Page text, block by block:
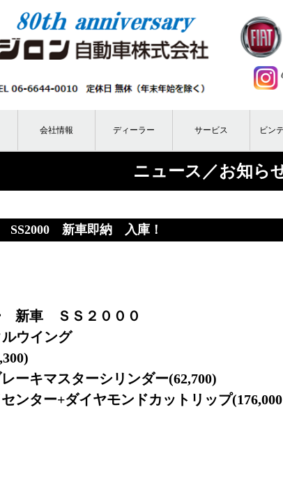
会社情報 ディーラー サービス ビン
ニュース／お知ら
SS2000 新車即納 入庫！
新車 ＳＳ２０００
ルウイング
ーキマスターシリンダー(62,700)
ンター+ダイヤモンドカットリップ(176,000